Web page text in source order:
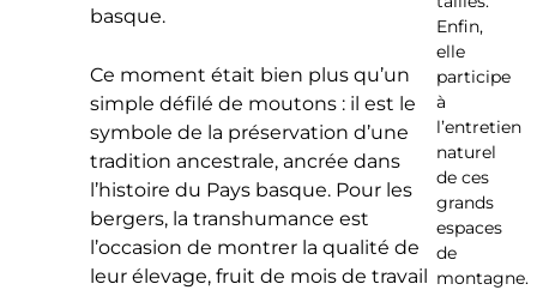
basque.
Ce moment était bien plus qu’un
simple défilé de moutons : il est le
symbole de la préservation d’une
tradition ancestrale, ancrée dans
l’histoire du Pays basque. Pour les
bergers, la transhumance est
l’occasion de montrer la qualité de
leur élevage, fruit de mois de travail
Enfin,
elle
participe
à
l’entretien
naturel
de ces
grands
espaces
de
montagne.